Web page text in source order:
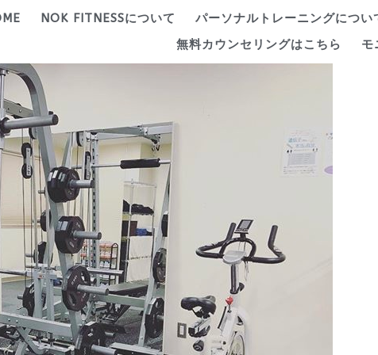
NOK FITNESSについて パーソナルトレーニングについ
無料カウンセリングはこちら
モ